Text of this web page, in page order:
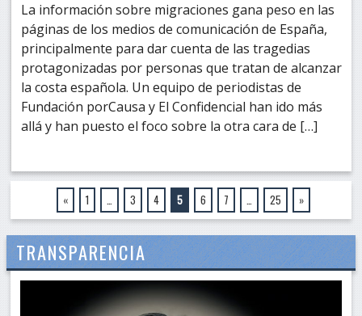
La información sobre migraciones gana peso en las
páginas de los medios de comunicación de España,
principalmente para dar cuenta de las tragedias
protagonizadas por personas que tratan de alcanzar
la costa española. Un equipo de periodistas de
Fundación porCausa y El Confidencial han ido más
allá y han puesto el foco sobre la otra cara de […]
« 1 … 3 4 5 6 7 … 25 »
TRANSPARENCIA